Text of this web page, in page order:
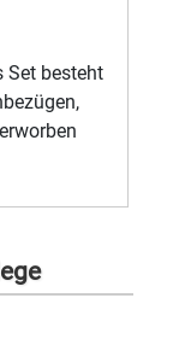
Set besteht